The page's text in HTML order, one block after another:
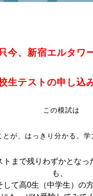
今、新宿エルタワ
生テストの申し込
この模試は
とが、はっきり分かる。学
まで残りわずかとなっ
も、
て高0生（中学生）の